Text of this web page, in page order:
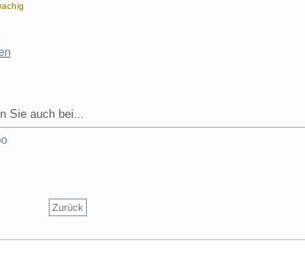
Sie auch bei...
Zurück